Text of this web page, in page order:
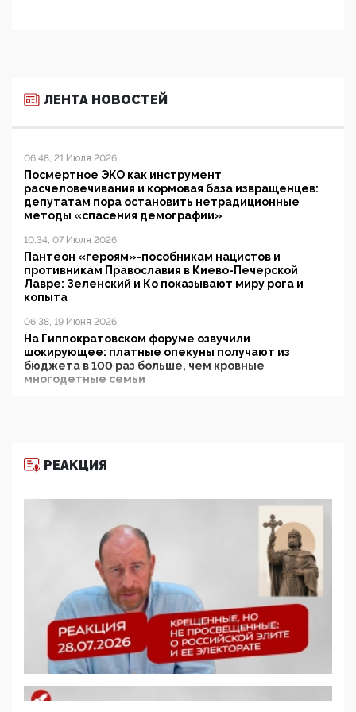
ЛЕНТА НОВОСТЕЙ
06:48, 21 Июля 2026
Посмертное ЭКО как инструмент
расчеловечивания и кормовая база извращенцев:
депутатам пора остановить нетрадиционные
методы «спасения демографии»
10:34, 07 Июля 2026
Пантеон «героям»-пособникам нацистов и
противникам Православия в Киево-Печерской
Лавре: Зеленский и Ко показывают миру рога и
копыта
06:38, 19 Июня 2026
На Гиппократовском форуме озвучили
шокирующее: платные опекуны получают из
бюджета в 100 раз больше, чем кровные
многодетные семьи
11:53, 09 Июня 2026
деятельность ИИТО ЮНЕСКО в России, но
цифроглобалисты продолжают определять
повестку в образовании
09:43, 01 Июня 2026
5G за счет здоровья граждан: Минцифры намерено
отобрать у регионов и муниципалитетов право
защищать жилые дома и социальные объекты от
05:58, 26 Мая 2026
Роскомнадзор освободили от борца с
деструктивным и опасным контентом
07:39, 25 Мая 2026
РЕАКЦИЯ